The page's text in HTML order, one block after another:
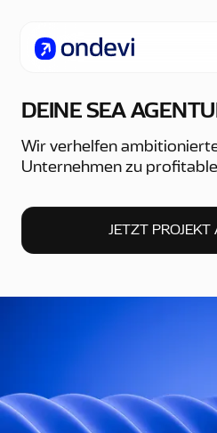
DEINE SEA
Wir verhelfen
Unternehmen zu
JETZT PROJEKT